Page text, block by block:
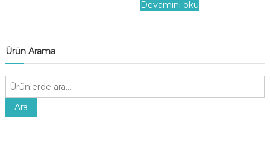
Devamını oku
Ürün Arama
:
Ara